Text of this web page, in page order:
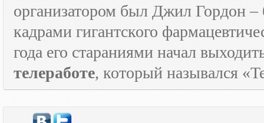
организатором был Джил Гордон –
кадрами гигантского
года его стараниями начал
телеработе, который назывался «